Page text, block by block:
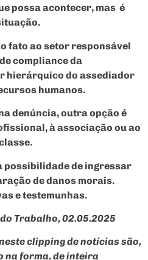
possa acontecer, mas é
fato ao setor responsável
compliance da
hierárquico do assediador
humanos.
denúncia, outra opção é
à associação ou ao
possibilidade de ingressar
de danos morais.
e testemunhas.
Trabalho, 02.05.2025
clipping de notícias são,
na forma, de inteira